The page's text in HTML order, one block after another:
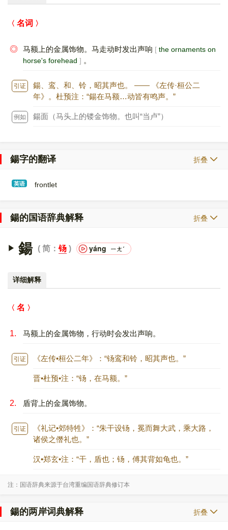
名词
◎ 马额上的金属饰物。马走动时发出声响
the ornaments on
horse's forehead
。
引证 ：鍚、鸾、和、铃，昭其声也。 —— 《左传·桓公二
年》。杜预注：“鍚在马额…动皆有鸣声。”
例如 ：鍚面（马头上的镂金饰物。也叫“当卢”）
鍚字的翻译 折叠
英语 frontlet
鍚的国语辞典解释 折叠
鍚 简： 钖 yáng ㄧㄤˊ
详细解释
名
1. 马额上的金属饰物，行动时会发出声响。
引证 ： 《左传•桓公二年》：“钖鸾和铃，昭其声也。”
晋•杜预•注：“钖，在马额。”
2. 盾背上的金属饰物。
引证 ：
《礼记•郊特牲》：“朱干设钖，冕而舞大武，乘大路，
诸侯之僭礼也。”
汉•郑玄•注：“干，盾也；钖，傅其背如龟也。”
注：国语辞典来源于台湾重编国语辞典修订本
鍚的两岸词典解释 折叠